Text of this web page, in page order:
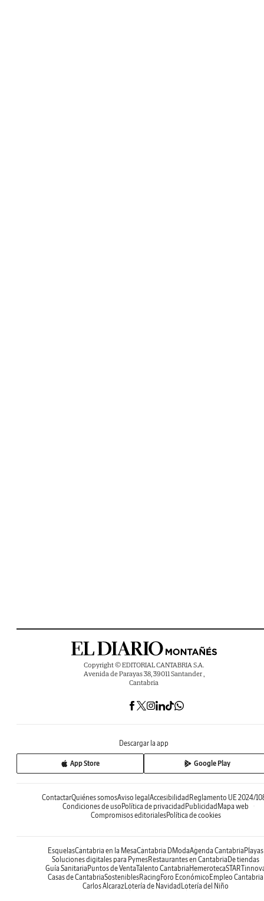
Copyright © EDITORIAL CANTABRIA S.A.
Avenida de Parayas 38, 39011 Santander ,
Cantabria
Descargar la app
App Store Google Play
ContactarQuiénes somosAviso legalAccesibilidadReglamento UE 2024/
Condiciones de usoPolítica de privacidadPublicidadMapa web
Compromisos editorialesPolítica de cookies
EsquelasCantabria en la MesaCantabria DModaAgenda CantabriaPlayas
Soluciones digitales para PymesRestaurantes en CantabriaDe tiendas
Guía SanitariaPuntos de VentaTalento CantabriaHemeroteca
Casas de CantabriaSosteniblesRacingForo EconómicoEmpleo Cantabria
Carlos AlcarazLotería de NavidadLotería del Niño